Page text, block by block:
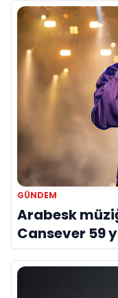
GÜNDEM
Arabesk
Cansever 59